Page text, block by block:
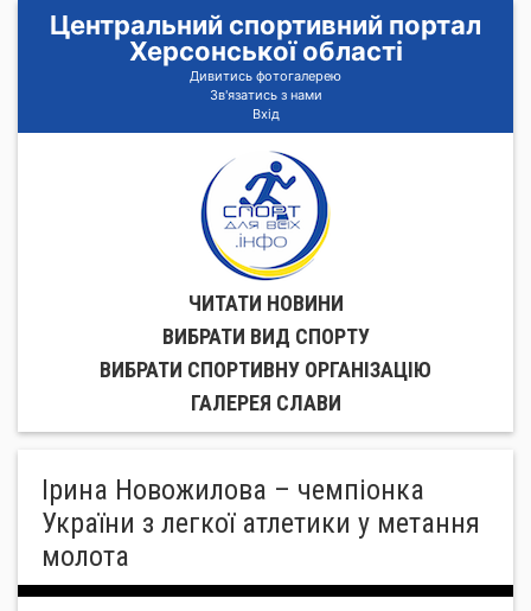
Центральний спортивний портал
Херсонської області
Дивитись фотогалерею
Зв'язатись з нами
Вхід
ЧИТАТИ НОВИНИ
ВИБРАТИ ВИД СПОРТУ
ВИБРАТИ СПОРТИВНУ ОРГАНIЗАЦIЮ
ГАЛЕРЕЯ СЛАВИ
Ірина Новожилова – чемпіонка
України з легкої атлетики у метання
молота